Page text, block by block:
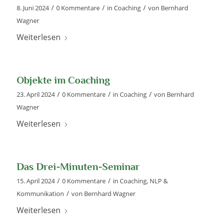
8. Juni 2024 / 0 Kommentare / in Coaching / von Bernhard
Wagner
Weiterlesen
Objekte im Coaching
23. April 2024 / 0 Kommentare / in Coaching / von Bernhard
Wagner
Weiterlesen
Das Drei-Minuten-Seminar
15. April 2024 / 0 Kommentare / in Coaching, NLP &
Kommunikation / von Bernhard Wagner
Weiterlesen